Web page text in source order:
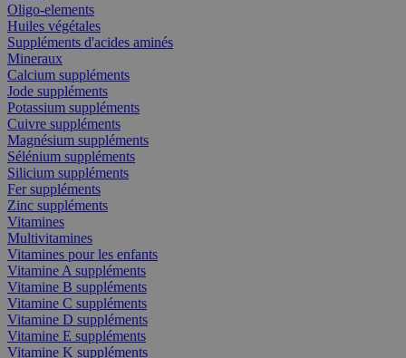
Oligo-elements
Huiles végétales
Suppléments d'acides aminés
Mineraux
Calcium suppléments
Jode suppléments
Potassium suppléments
Cuivre suppléments
Magnésium suppléments
Sélénium suppléments
Silicium suppléments
Fer suppléments
Zinc suppléments
Vitamines
Multivitamines
Vitamines pour les enfants
Vitamine A suppléments
Vitamine B suppléments
Vitamine C suppléments
Vitamine D suppléments
Vitamine E suppléments
Vitamine K suppléments